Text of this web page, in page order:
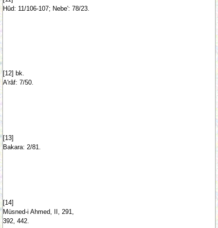
Hûd: 11/106-107; Nebe': 78/23.
[12] bk.
A'râf: 7/50.
[13]
Bakara: 2/81.
[14]
Müsned-i Ahmed, II, 291,
392, 442.